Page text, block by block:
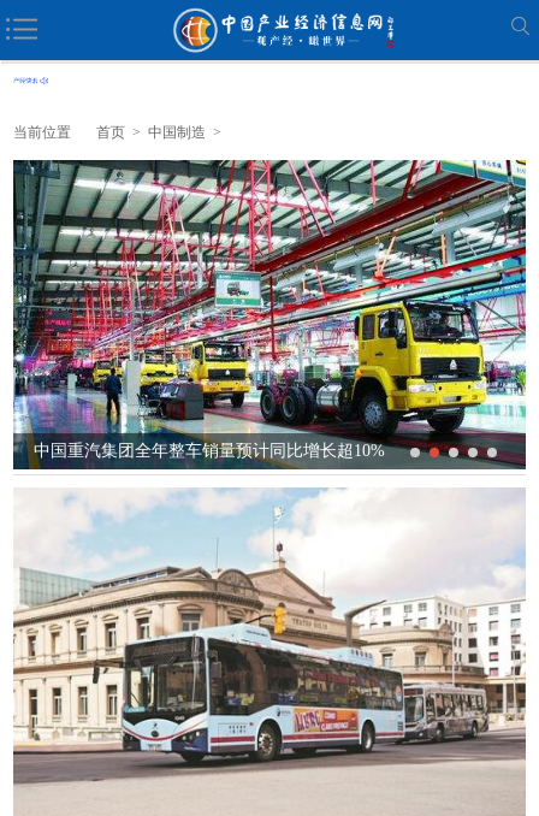
当前位置 首页 > 中国制造 >
中国重汽集团全年整车销量预计同比增长超10%